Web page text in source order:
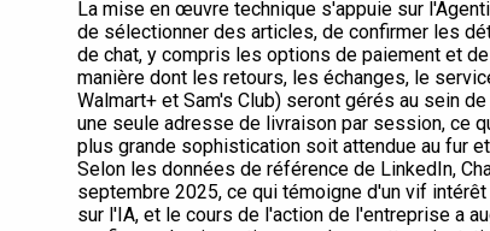
La mise en œuvre technique s'appuie sur
de sélectionner des articles, de confirmer les
de chat, y compris les options de paiement et
manière dont les retours, les échanges, le
Walmart+ et Sam's Club) seront gérés au sein
une seule adresse de livraison par session, ce
plus grande sophistication soit attendue au fur
Selon les données de référence de LinkedIn,
septembre 2025, ce qui témoigne d'un vif
sur l'IA, et le cours de l'action de l'entreprise a